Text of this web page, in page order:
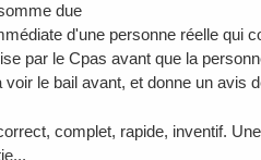
due
d'une personne réelle qui
par le Cpas avant que la
voir le bail avant, et donne un avis
complet, rapide, inventif.